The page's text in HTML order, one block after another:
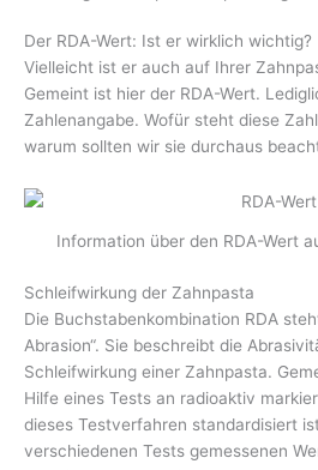
Der RDA-Wert: Ist er wirklich wichtig?
Vielleicht ist er auch auf Ihrer
Gemeint ist hier der RDA-Wert.
Zahlenangabe. Wofür steht diese
warum sollten wir sie durchaus
Information über den RDA-Wert
Schleifwirkung der Zahnpasta
Die Buchstabenkombination RDA
Abrasion“. Sie beschreibt die
Schleifwirkung einer Zahnpasta.
Hilfe eines Tests an radioaktiv
dieses Testverfahren standardisiert
verschiedenen Tests gemessenen